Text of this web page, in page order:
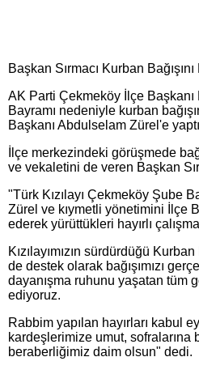
Başkan Sırmacı Kurban Bağışını
AK Parti Çekmeköy İlçe Başkanı
Bayramı nedeniyle kurban
Başkanı Abdulselam Zürel'e
İlçe merkezindeki görüşmede
ve vekaletini de veren Başkan
"Türk Kızılayı Çekmeköy Şube
Zürel ve kıymetli yönetimini İlçe
ederek yürüttükleri hayırlı
Kızılayımızın sürdürdüğü
de destek olarak bağışımızı
dayanışma ruhunu yaşatan tüm
ediyoruz.
Rabbim yapılan hayırları kabul
kardeşlerimize umut, sofralarına
beraberliğimiz daim olsun" dedi.